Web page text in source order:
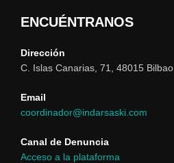
ENCUÉNTRANOS
Dirección
C. Islas Canarias, 71, 48015 Bilbao
Email
coordinador@indarsaski.com
Canal de Denuncia
Acceso a la plataforma